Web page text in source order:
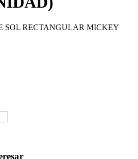
SOL RECTANGULAR MICKEY